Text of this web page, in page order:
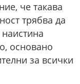
че такава
трябва да
основано
за всички